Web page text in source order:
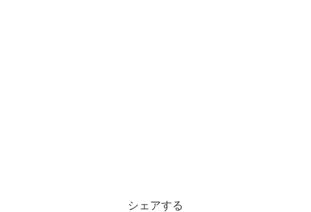
シェアする